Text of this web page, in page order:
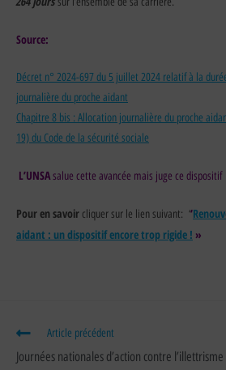
Source:
Décret n° 2024-697 du 5 juillet 2024 relatif à la
journalière du proche aidant
Chapitre 8 bis : Allocation journalière du proche
19) du Code de la sécurité sociale
L’UNSAsalue cette avancée mais juge ce
Pour en savoir cliquer sur le lien suivant: ‘‘
aidant : un dispositif encore trop rigide ! »
Article précédent
Journées nationales d’action contre